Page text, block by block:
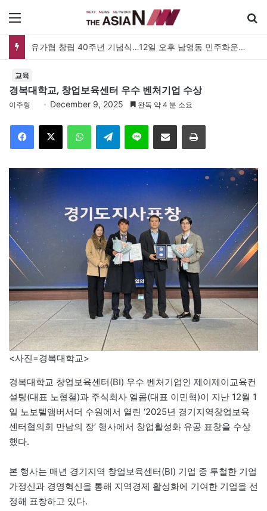
메뉴
유가협 창립 40주년 기념식…12일 오후 남영동 민주화운동기념관
교육
경복대학교, 창업보육센터 우수 벤처기업 수상
이주형 December 9, 2025 완독 약 4 분 소요
Facebook
X WhatsAppTelegramLine 이메일 인쇄
<사진=경복대학교>
경복대학교 창업보육센터(BI) 우수 벤처기업인 제이제이교육컨
설팅(대표 노형철)과 주식회사 엘콤(대표 이민혁)이 지난 12월 1
일 노보텔앰버서더 수원에서 열린 ‘2025년 경기지역창업보육
센터협의회 만남의 장’ 행사에서 창업활성화 유공 표창을 수상
했다.
본 행사는 매년 경기지역 창업보육센터(BI) 기업 중 투철한 기업
가정신과 경영혁신을 통해 지역경제 활성화에 기여한 기업을 선
정해 표창하고 있다.